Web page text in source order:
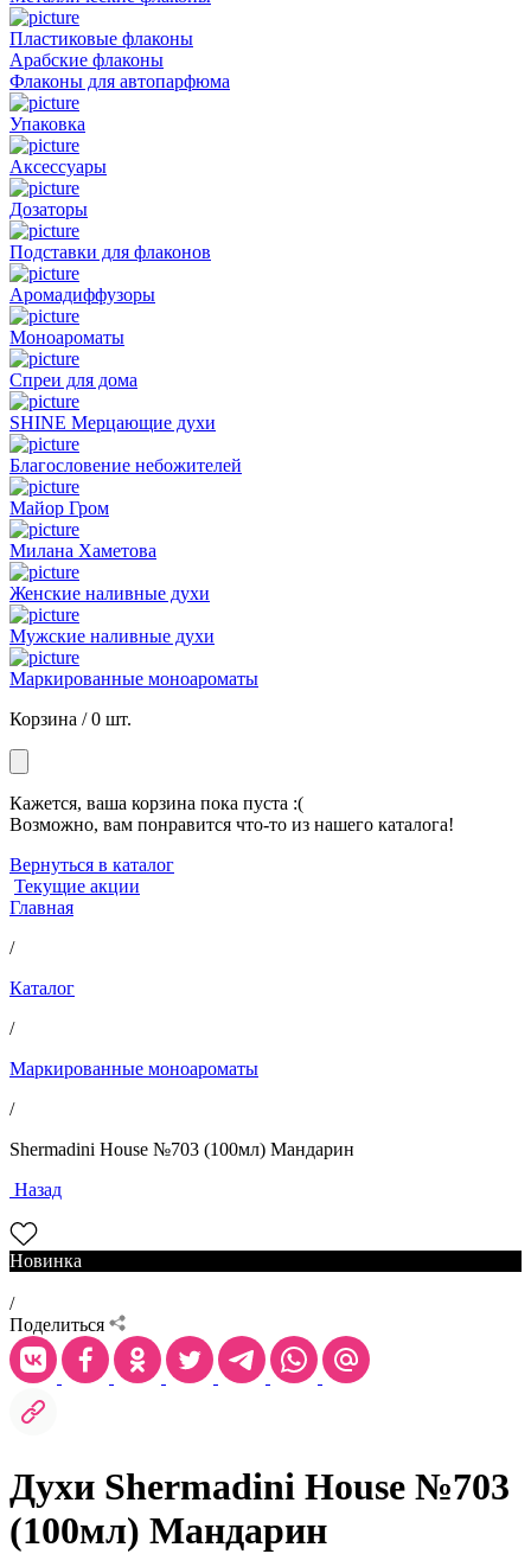
Пластиковые флаконы
Арабские флаконы
Флаконы для автопарфюма
Упаковка
Аксессуары
Дозаторы
Подставки для флаконов
Аромадиффузоры
Моноароматы
Спреи для дома
SHINE Мерцающие духи
Благословение небожителей
Майор Гром
Милана Хаметова
Женские наливные духи
Мужские наливные духи
Маркированные моноароматы
Корзина /0 шт.
Кажется, ваша корзина пока пуста :(
Возможно, вам понравится что-то из нашего каталога!
Вернуться в каталог
Текущие акции
Главная
/
Каталог
/
Маркированные моноароматы
/
Shermadini House №703 (100мл) Мандарин
Назад
Новинка
/
Поделиться
Духи Shermadini House №703
(100мл) Мандарин